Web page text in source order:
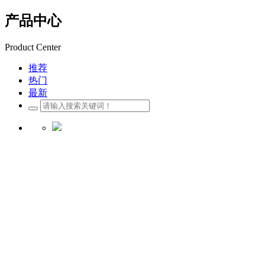
产品中心
Product Center
推荐
热门
最新